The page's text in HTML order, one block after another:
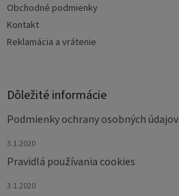
Obchodné podmienky
Kontakt
Reklamácia a vrátenie
Dôležité informácie
Podmienky ochrany osobných údajov
3.1.2020
Pravidlá používania cookies
3.1.2020